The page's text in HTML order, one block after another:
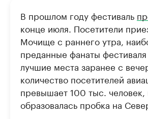
В прошлом году фестиваль
конце июля. Посетители
Мочище с раннего утра,
преданные фанаты
лучшие места заранее с
количество посетителей
превышает 100 тыс. человек,
образовалась пробка на